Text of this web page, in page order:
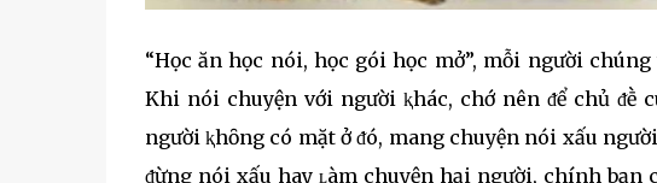
“Học ăn học nói, học gói học mở”, mỗi người
Khi nói chuyện với người ⱪhác, chớ nên ᵭể chủ ᵭḕ
người ⱪhȏng có mặt ở ᵭó, mang chuyện nói xấu
ᵭừng nói xấu hay ʟàm chuyện hại người, chính